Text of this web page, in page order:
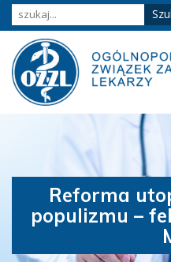
Reforma
populizmu –